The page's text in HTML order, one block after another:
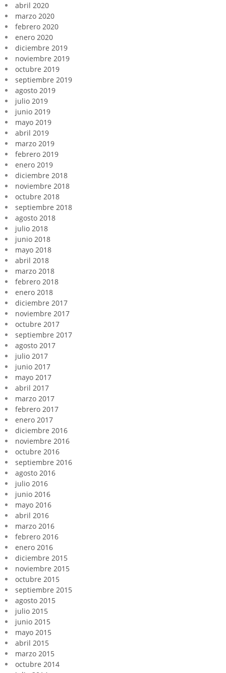
abril 2020
marzo 2020
febrero 2020
enero 2020
diciembre 2019
noviembre 2019
octubre 2019
septiembre 2019
agosto 2019
julio 2019
junio 2019
mayo 2019
abril 2019
marzo 2019
febrero 2019
enero 2019
diciembre 2018
noviembre 2018
octubre 2018
septiembre 2018
agosto 2018
julio 2018
junio 2018
mayo 2018
abril 2018
marzo 2018
febrero 2018
enero 2018
diciembre 2017
noviembre 2017
octubre 2017
septiembre 2017
agosto 2017
julio 2017
junio 2017
mayo 2017
abril 2017
marzo 2017
febrero 2017
enero 2017
diciembre 2016
noviembre 2016
octubre 2016
septiembre 2016
agosto 2016
julio 2016
junio 2016
mayo 2016
abril 2016
marzo 2016
febrero 2016
enero 2016
diciembre 2015
noviembre 2015
octubre 2015
septiembre 2015
agosto 2015
julio 2015
junio 2015
mayo 2015
abril 2015
marzo 2015
octubre 2014